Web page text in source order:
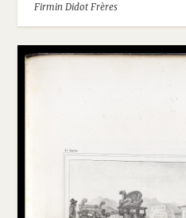
Firmin Didot Frères